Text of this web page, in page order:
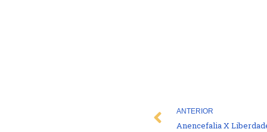
Prev
ANTERIOR
Anencefalia X